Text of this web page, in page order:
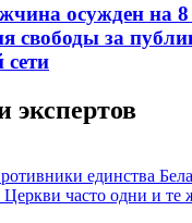
осужден на 8
свободы за
сети
экспертов
единства
часто одни и те